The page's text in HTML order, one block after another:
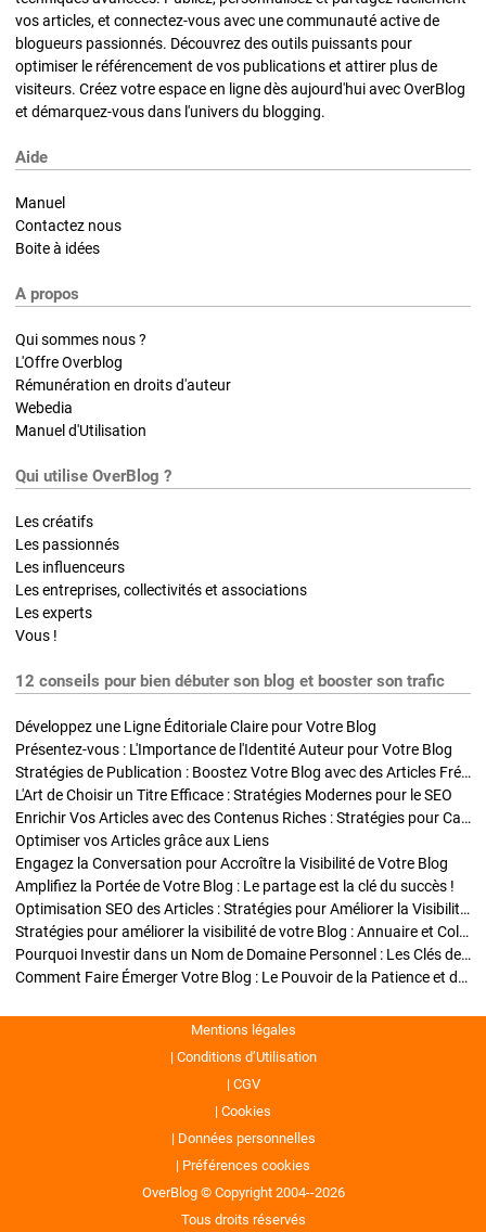
vos articles, et connectez-vous avec une communauté active de
blogueurs passionnés. Découvrez des outils puissants pour
optimiser le référencement de vos publications et attirer plus de
visiteurs. Créez votre espace en ligne dès aujourd'hui avec OverBlog
et démarquez-vous dans l'univers du blogging.
Aide
Manuel
Contactez nous
Boite à idées
A propos
Qui sommes nous ?
L'Offre Overblog
Rémunération en droits d'auteur
Webedia
Manuel d'Utilisation
Qui utilise OverBlog ?
Les créatifs
Les passionnés
Les influenceurs
Les entreprises, collectivités et associations
Les experts
Vous !
12 conseils pour bien débuter son blog et booster son trafic
Développez une Ligne Éditoriale Claire pour Votre Blog
Présentez-vous : L'Importance de l'Identité Auteur pour Votre Blog
Stratégies de Publication : Boostez Votre Blog avec des Articles Fréquents et Exclusifs
L'Art de Choisir un Titre Efficace : Stratégies Modernes pour le SEO
Enrichir Vos Articles avec des Contenus Riches : Stratégies pour Captiver et Optimiser
Optimiser vos Articles grâce aux Liens
Engagez la Conversation pour Accroître la Visibilité de Votre Blog
Amplifiez la Portée de Votre Blog : Le partage est la clé du succès !
Optimisation SEO des Articles : Stratégies pour Améliorer la Visibilité de Votre Blog
Stratégies pour améliorer la visibilité de votre Blog : Annuaire et Collaborations
Pourquoi Investir dans un Nom de Domaine Personnel : Les Clés de la Réussite de Votre Blog
Comment Faire Émerger Votre Blog : Le Pouvoir de la Patience et de la Persévérance
Mentions légales
Conditions d’Utilisation
CGV
Cookies
Données personnelles
Préférences cookies
OverBlog © Copyright 2004--2026
Tous droits réservés